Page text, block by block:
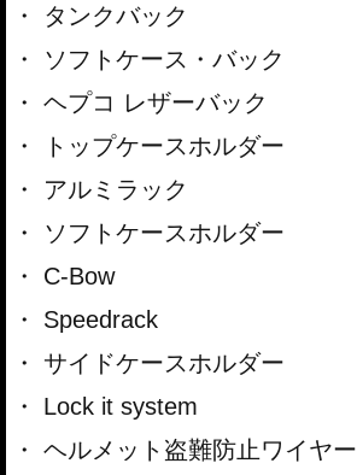
タンクバック
ソフトケース・バック
ヘプコ レザーバック
トップケースホルダー
アルミラック
ソフトケースホルダー
C-Bow
Speedrack
サイドケースホルダー
Lock it system
ヘルメット盗難防止ワイヤー